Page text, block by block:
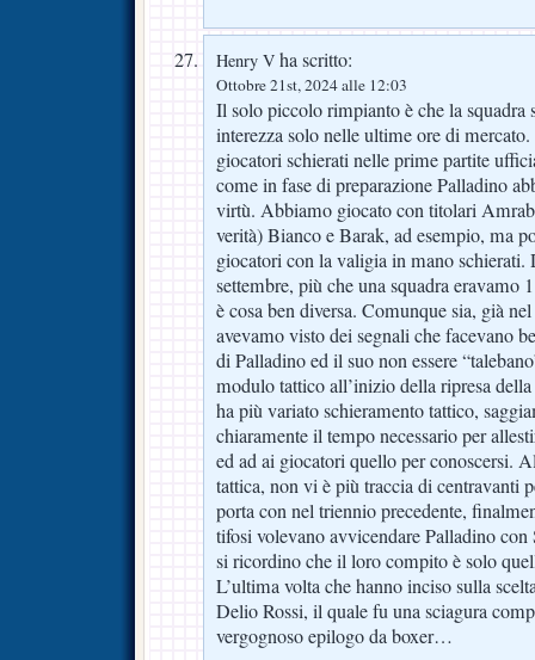
Henry V ha scritto:
Ottobre 21st, 2024 alle 12:03
Il solo piccolo rimpianto è che la squadra
interezza solo nelle ultime ore di mercato.
giocatori schierati nelle prime partite
come in fase di preparazione Palladino
virtù. Abbiamo giocato con titolari
verità) Bianco e Barak, ad esempio, ma
giocatori con la valigia in mano schierati.
settembre, più che una squadra eravamo
è cosa ben diversa. Comunque sia, già
avevamo visto dei segnali che facevano
di Palladino ed il suo non essere
modulo tattico all’inizio della ripresa
ha più variato schieramento tattico,
chiaramente il tempo necessario per
ed ad ai giocatori quello per conoscersi.
tattica, non vi è più traccia di centravanti
porta con nel triennio precedente,
tifosi volevano avvicendare Palladino
si ricordino che il loro compito è solo
L’ultima volta che hanno inciso sulla
Delio Rossi, il quale fu una sciagura
vergognoso epilogo da boxer…